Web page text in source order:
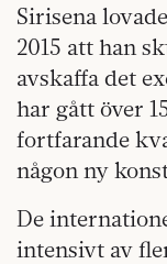
Sirisena
2015 att han
avskaffa det
har gått över
fortfarande
någon ny
De
intensivt av